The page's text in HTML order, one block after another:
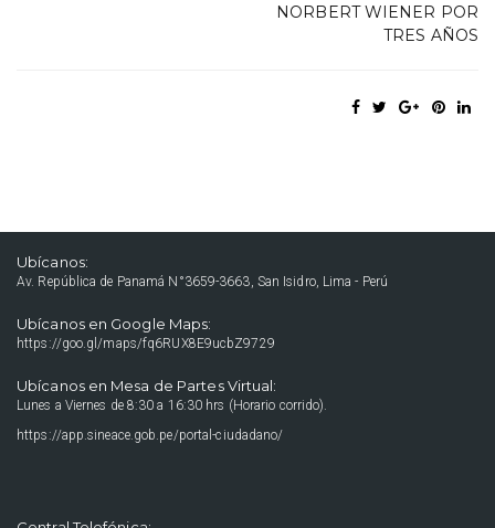
NORBERT WIENER POR
TRES AÑOS
Ubícanos:
Av. República de Panamá N°3659-3663, San Isidro, Lima - Perú
Ubícanos en Google Maps:
https://goo.gl/maps/fq6RUX8E9ucbZ9729
Ubícanos en Mesa de Partes Virtual:
Lunes a Viernes de 8:30 a 16:30 hrs (Horario corrido).
https://app.sineace.gob.pe/portal-ciudadano/